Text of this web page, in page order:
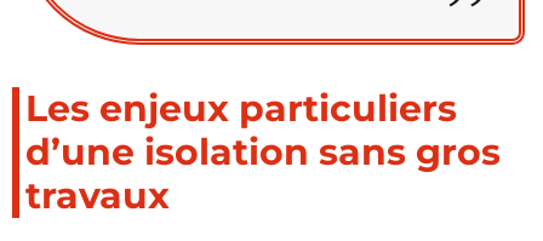
Les enjeux particuliers
d’une isolation sans gros
travaux